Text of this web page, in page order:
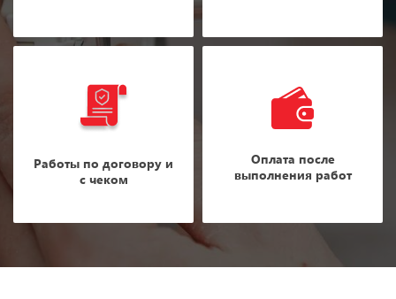
Работы по договору и
с чеком
Оплата после
выполнения работ